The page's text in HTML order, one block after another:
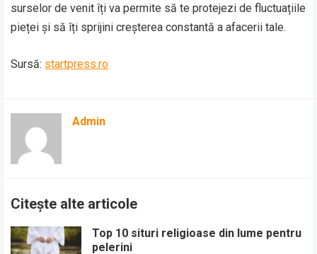
surselor de venit îți va permite să te protejezi de fluctuațiile
pieței și să îți sprijini creșterea constantă a afacerii tale.
Sursă: startpress.ro
Admin
Citește alte articole
Top 10 situri religioase din lume pentru
pelerini